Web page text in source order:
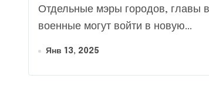
Отдельные мэры городов, главы военных администраций, волонтеры, блогеры, активисты и
военные могут войти в новую...
Янв 13, 2025